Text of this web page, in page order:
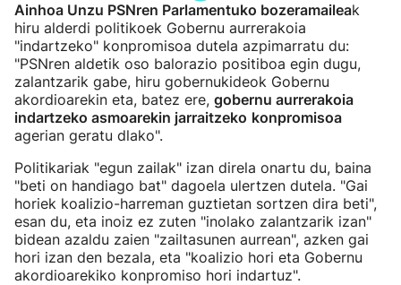
Ainhoa Unzu PSNren Parlamentuko bozeramaileak
hiru alderdi politikoek Gobernu aurrerakoia
"indartzeko" konpromisoa dutela azpimarratu du:
"PSNren aldetik oso balorazio positiboa egin dugu,
zalantzarik gabe, hiru gobernukideok Gobernu
akordioarekin eta, batez ere, gobernu aurrerakoia
indartzeko asmoarekin jarraitzeko konpromisoa
agerian geratu dlako".
Politikariak "egun zailak" izan direla onartu du, baina
"beti on handiago bat" dagoela ulertzen dutela. "Gai
horiek koalizio-harreman guztietan sortzen dira beti",
esan du, eta inoiz ez zuten "inolako zalantzarik izan"
bidean azaldu zaien "zailtasunen aurrean", azken gai
hori izan den bezala, eta "koalizio hori eta Gobernu
akordioarekiko konpromiso hori indartuz".